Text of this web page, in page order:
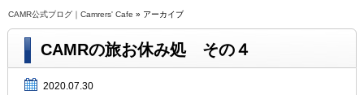
CAMR公式ブログ｜Camrers' Cafe » アーカイブ
CAMRの旅お休み処 その４
2020.07.30